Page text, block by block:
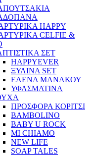
HAPPY
CELFIE &
ΣΕΤ
HAPPYEVER
ΞΥΛΙΝΑ SET
ΕΛΕΝΑ ΜΑΝΑΚΟΥ
ΥΦΑΣΜΑΤΙΝΑ
ΠΡΟΣΦΟΡΑ ΚΟΡΙΤΣΙ
BAMBOLINO
BABY U ROCK
MI CHIAMO
NEW LIFE
SOAP TALES